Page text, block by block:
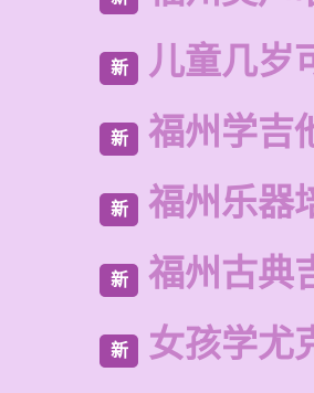
新 儿童几岁
新 福州学吉
新 福州乐器
新 福州古典
新 女孩学尤